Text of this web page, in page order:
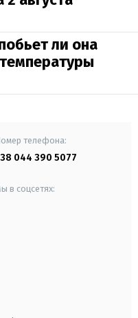
ли она
телефона:
044 390 5077
в соцсетях: